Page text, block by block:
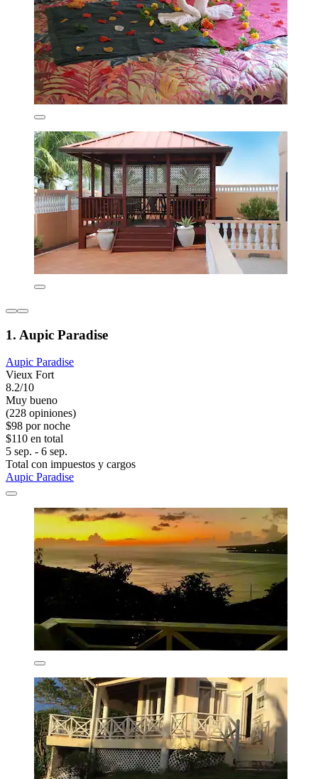
1. Aupic Paradise
Aupic Paradise
Vieux Fort
8.2/10
Muy bueno
(228 opiniones)
$98 por noche
$110 en total
5 sep. - 6 sep.
Total con impuestos y cargos
Aupic Paradise